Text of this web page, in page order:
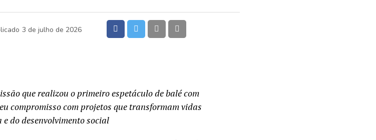
3 de julho de 2026
que realizou o primeiro espetáculo de balé com
compromisso com projetos que transformam vidas
do desenvolvimento social